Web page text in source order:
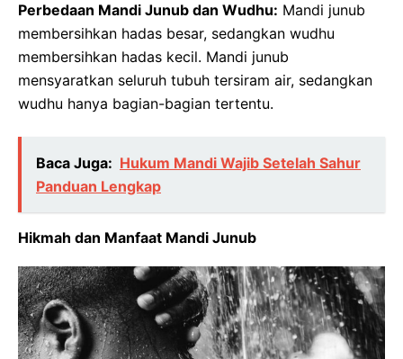
Perbedaan Mandi Junub dan Wudhu: Mandi junub
membersihkan hadas besar, sedangkan wudhu
membersihkan hadas kecil. Mandi junub
mensyaratkan seluruh tubuh tersiram air, sedangkan
wudhu hanya bagian-bagian tertentu.
Baca Juga: Hukum Mandi Wajib Setelah Sahur
Panduan Lengkap
Hikmah dan Manfaat Mandi Junub